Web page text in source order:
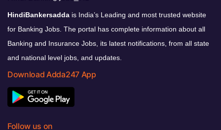
HindiBankersadda is India’s Leading and most trusted website
for Banking Jobs. The portal has complete information about all
Banking and Insurance Jobs, its latest notifications, from all state
and national level jobs, and updates.
Download Adda247 App
Follow us on